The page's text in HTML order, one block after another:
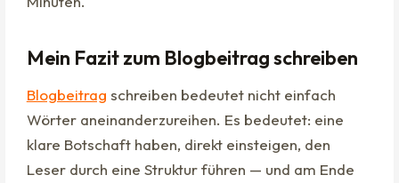
Mein Fazit zum Blogbeitrag schreiben
Blogbeitrag schreiben bedeutet nicht einfach
Wörter aneinanderzureihen. Es bedeutet: eine
klare Botschaft haben, direkt einsteigen, den
Leser durch eine Struktur führen — und am Ende